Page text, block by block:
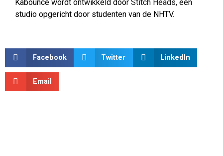
Kabounce wordt ontwikkeld door Stitch Heads, een
studio opgericht door studenten van de NHTV.
Facebook Twitter LinkedIn
Email